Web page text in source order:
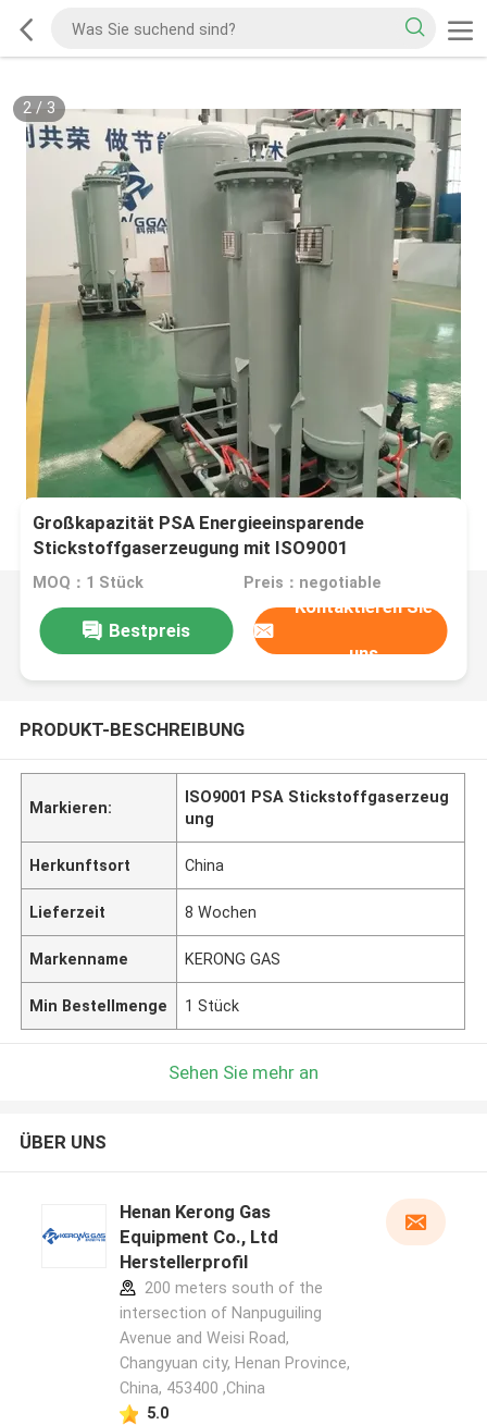
2/ 3
Großkapazität PSA Energieeinsparende
Stickstoffgaserzeugung mit ISO9001
MOQ：1 Stück Preis：negotiable
Bestpreis
Kontaktieren Sie
uns
PRODUKT-BESCHREIBUNG
Markieren:
ISO9001 PSA Stickstoffgaserzeug
ung
Herkunftsort China
Lieferzeit 8 Wochen
Markenname KERONG GAS
Min Bestellmenge 1 Stück
Sehen Sie mehr an
ÜBER UNS
Henan Kerong Gas
Equipment Co., Ltd
Herstellerprofil
200 meters south of the
intersection of Nanpuguiling
Avenue and Weisi Road,
Changyuan city, Henan Province,
China, 453400 ,China
5.0